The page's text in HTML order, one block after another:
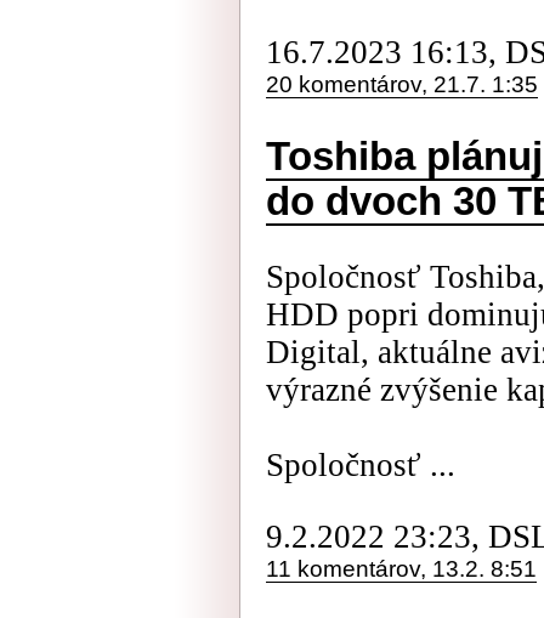
16.7.2023 16:13,
20 komentárov, 21.7. 1:35
Toshiba
do dvoch 30
Spoločnosť
HDD popri
Digital, aktuálne
výrazné zvýšenie
Spoločnosť ...
9.2.2022 23:23,
11 komentárov, 13.2. 8:51